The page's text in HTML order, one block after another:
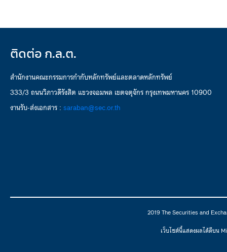
ติดต่อ ก.ล.ต.
สำนักงานคณะกรรมการกำกับหลักทรัพย์และตลาดหลักทรัพย์
333/3 ถนนวิภาวดีรังสิต แขวงจอมพล เขตจตุจักร กรุงเทพมหานคร 10900
งานรับ-ส่งเอกสาร : saraban@sec.or.th
2019 The Securities and
เว็บไซต์นี้แสดงผลได้ดีบน